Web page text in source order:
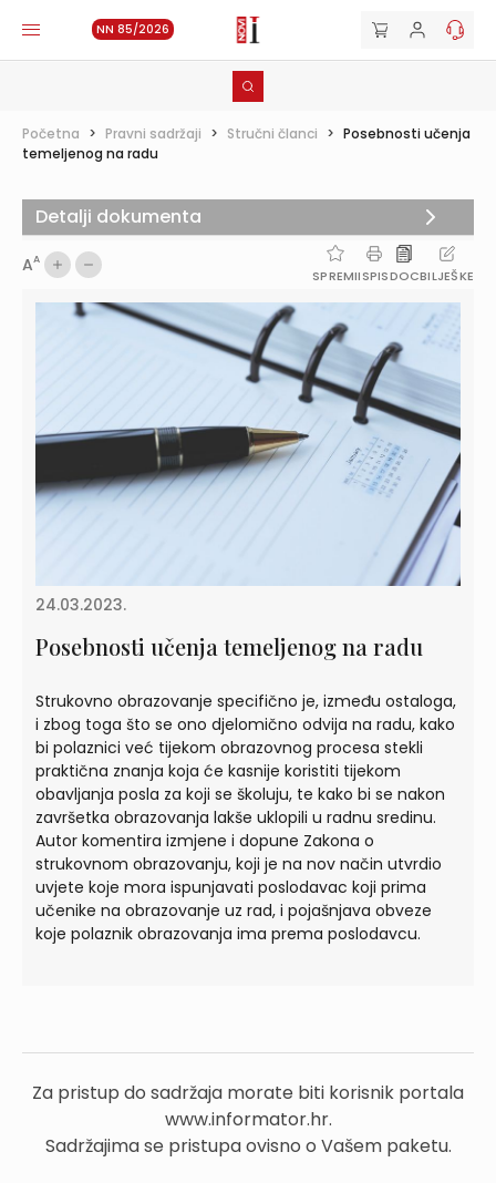
NN 85/2026
Početna > Pravni sadržaji > Stručni članci > Posebnosti učenja
temeljenog na radu
AA
SPREMIISPISDOCBILJEŠKE
24.03.2023.
Posebnosti učenja temeljenog na radu
Strukovno obrazovanje specifično je, između ostaloga,
i zbog toga što se ono djelomično odvija na radu, kako
bi polaznici već tijekom obrazovnog procesa stekli
praktična znanja koja će kasnije koristiti tijekom
obavljanja posla za koji se školuju, te kako bi se nakon
završetka obrazovanja lakše uklopili u radnu sredinu.
Autor komentira izmjene i dopune Zakona o
strukovnom obrazovanju, koji je na nov način utvrdio
uvjete koje mora ispunjavati poslodavac koji prima
učenike na obrazovanje uz rad, i pojašnjava obveze
koje polaznik obrazovanja ima prema poslodavcu.
Za pristup do sadržaja morate biti korisnik portala
www.informator.hr.
Sadržajima se pristupa ovisno o Vašem paketu.
Detalji dokumenta